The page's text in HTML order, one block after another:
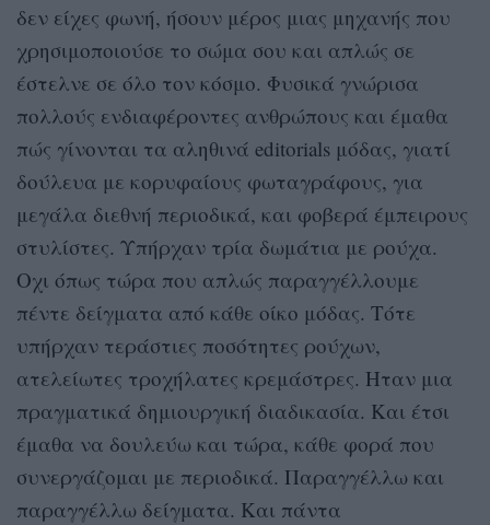
δεν είχες φωνή, ήσουν μέρος μιας μηχανής που
χρησιμοποιούσε το σώμα σου και απλώς σε
έστελνε σε όλο τον κόσμο. Φυσικά γνώρισα
πολλούς ενδιαφέροντες ανθρώπους και έμαθα
πώς γίνονται τα αληθινά editorials μόδας, γιατί
δούλευα με κορυφαίους φωταγράφους, για
μεγάλα διεθνή περιοδικά, και φοβερά έμπειρους
στυλίστες. Υπήρχαν τρία δωμάτια με ρούχα.
Οχι όπως τώρα που απλώς παραγγέλλουμε
πέντε δείγματα από κάθε οίκο μόδας. Τότε
υπήρχαν τεράστιες ποσότητες ρούχων,
ατελείωτες τροχήλατες κρεμάστρες. Ηταν μια
πραγματικά δημιουργική διαδικασία. Και έτσι
έμαθα να δουλεύω και τώρα, κάθε φορά που
συνεργάζομαι με περιοδικά. Παραγγέλλω και
παραγγέλλω δείγματα. Και πάντα